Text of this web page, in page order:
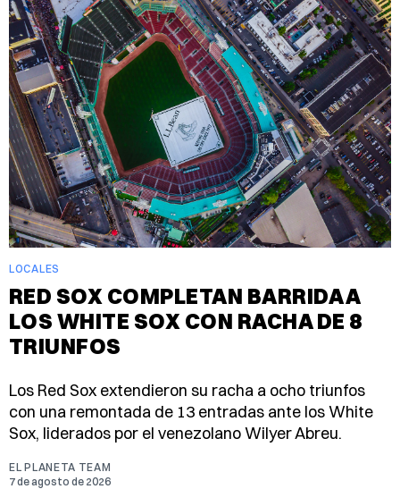
LOCALES
RED SOX COMPLETAN BARRIDA A
LOS WHITE SOX CON RACHA DE 8
TRIUNFOS
Los Red Sox extendieron su racha a ocho triunfos
con una remontada de 13 entradas ante los White
Sox, liderados por el venezolano Wilyer Abreu.
EL PLANETA TEAM
7 de agosto de 2026